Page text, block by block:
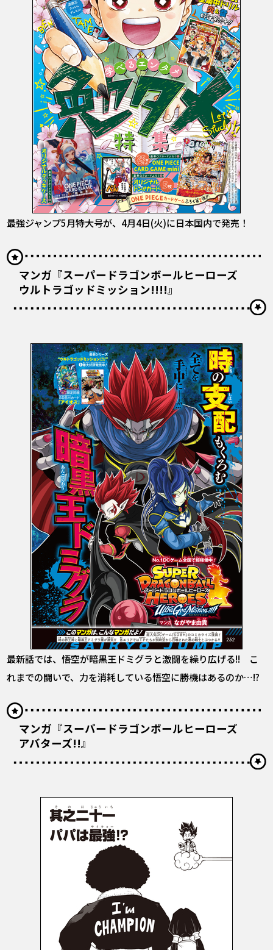
最強ジャンプ5月特大号が、4月4日(火)に日本国内で発売！
マンガ『スーパードラゴンボールヒーローズ
ウルトラゴッドミッション!!!!』
最新話では、悟空が暗黒王ドミグラと激闘を繰り広げる!! こ
れまでの闘いで、力を消耗している悟空に勝機はあるのか…!?
マンガ『スーパードラゴンボールヒーローズ
アバターズ!!』